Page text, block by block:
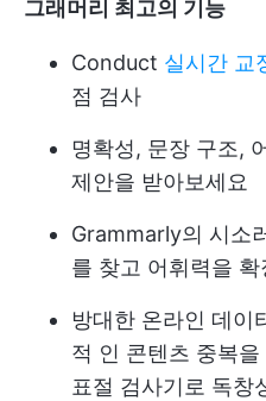
그래머리 최고의 기능
Conduct 실시간 교
점 검사
명확성, 문장 구조,
제안을 받아보세요
Grammarly의 시소
를 찾고 어휘력을 확
방대한 온라인 데이
적 인 콘텐츠 중복
표절 검사기로 독창